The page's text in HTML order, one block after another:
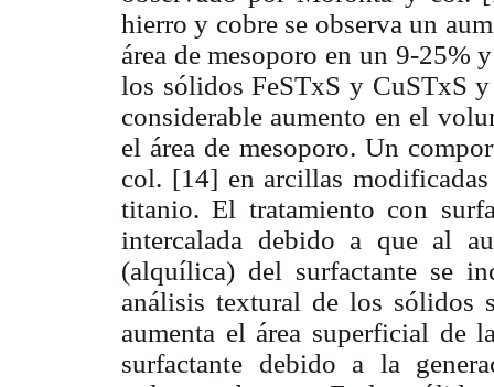
hierro y cobre se observa un
área de mesoporo en un 9-25%
los sólidos FeSTxS y CuSTxS
considerable aumento en el
el área de mesoporo. Un
col. [14] en arcillas
titanio. El tratamiento con
intercalada debido a que al
(alquílica) del surfactante se
análisis textural de los sólidos
aumenta el área superficial de
surfactante debido a la